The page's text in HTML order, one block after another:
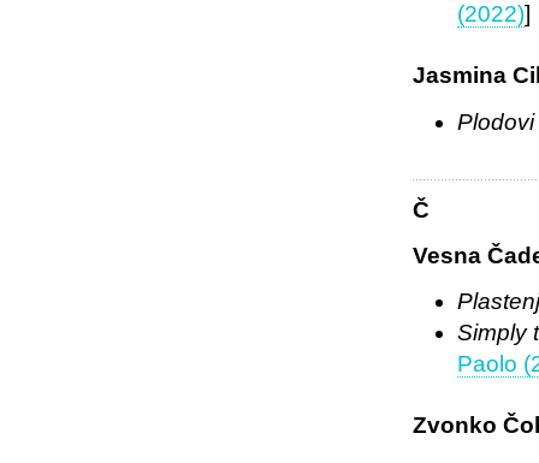
(2022)]
Jasmina
Č
Vesna
Simply
Paolo
Zvonko